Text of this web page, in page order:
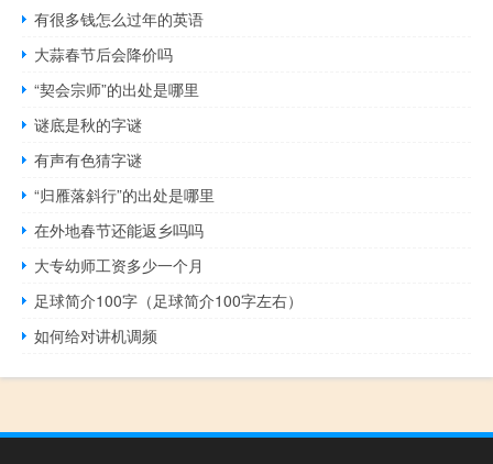
有很多钱怎么过年的英语
大蒜春节后会降价吗
“契会宗师”的出处是哪里
谜底是秋的字谜
有声有色猜字谜
“归雁落斜行”的出处是哪里
在外地春节还能返乡吗吗
大专幼师工资多少一个月
足球简介100字（足球简介100字左右）
如何给对讲机调频